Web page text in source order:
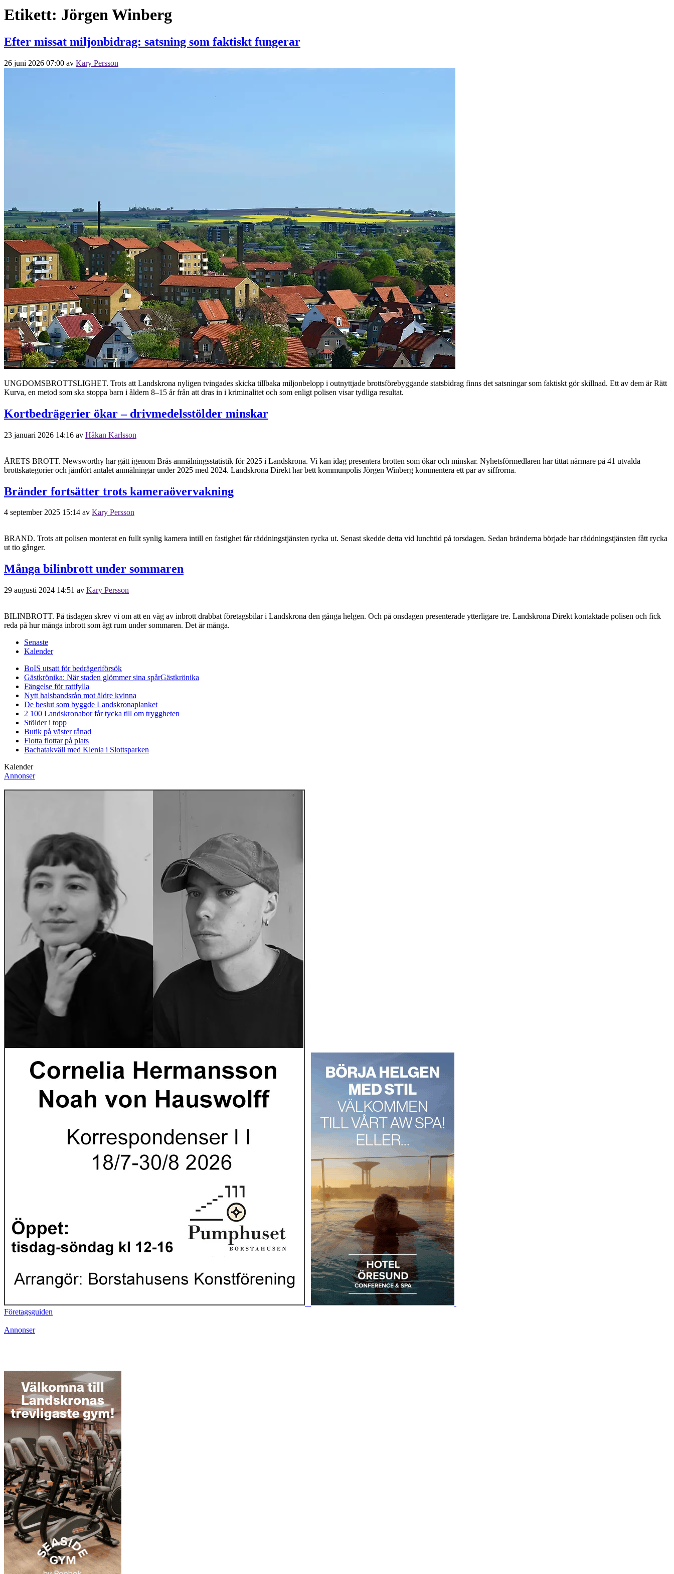
Etikett: Jörgen Winberg
Efter missat miljonbidrag: satsning som faktiskt fungerar
26 juni 2026 07:00 av Kary Persson
UNGDOMSBROTTSLIGHET. Trots att Landskrona nyligen tvingades skicka tillbaka miljonbelopp i outnyttjade brottsförebyggande statsbidrag finns det satsningar som faktiskt gör skillnad. Ett av dem är Rätt
Kurva, en metod som ska stoppa barn i åldern 8–15 år från att dras in i kriminalitet och som enligt polisen visar tydliga resultat.
Kortbedrägerier ökar – drivmedelsstölder minskar
23 januari 2026 14:16 av Håkan Karlsson
ÅRETS BROTT. Newsworthy har gått igenom Brås anmälningsstatistik för 2025 i Landskrona. Vi kan idag presentera brotten som ökar och minskar. Nyhetsförmedlaren har tittat närmare på 41 utvalda
brottskategorier och jämfört antalet anmälningar under 2025 med 2024. Landskrona Direkt har bett kommunpolis Jörgen Winberg kommentera ett par av siffrorna.
Bränder fortsätter trots kameraövervakning
4 september 2025 15:14 av Kary Persson
BRAND. Trots att polisen monterat en fullt synlig kamera intill en fastighet får räddningstjänsten rycka ut. Senast skedde detta vid lunchtid på torsdagen. Sedan bränderna började har räddningstjänsten fått rycka
ut tio gånger.
Många bilinbrott under sommaren
29 augusti 2024 14:51 av Kary Persson
BILINBROTT. På tisdagen skrev vi om att en våg av inbrott drabbat företagsbilar i Landskrona den gånga helgen. Och på onsdagen presenterade ytterligare tre. Landskrona Direkt kontaktade polisen och fick
reda på hur många inbrott som ägt rum under sommaren. Det är många.
Senaste
Kalender
BoIS utsatt för bedrägeriförsök
Gästkrönika: När staden glömmer sina spårGästkrönika
Fängelse för rattfylla
Nytt halsbandsrån mot äldre kvinna
De beslut som byggde Landskronaplanket
2 100 Landskronabor får tycka till om tryggheten
Stölder i topp
Butik på väster rånad
Flotta flottar på plats
Bachatakväll med Klenia i Slottsparken
Kalender
Annonser
Företagsguiden
Annonser